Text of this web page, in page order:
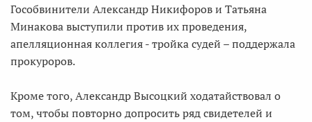
Гособвинители Александр Никифоров и Татьяна
Минакова выступили против их проведения,
апелляционная коллегия - тройка судей – поддержала
прокуроров.
Кроме того, Александр Высоцкий ходатайствовал о
том, чтобы повторно допросить ряд свидетелей и